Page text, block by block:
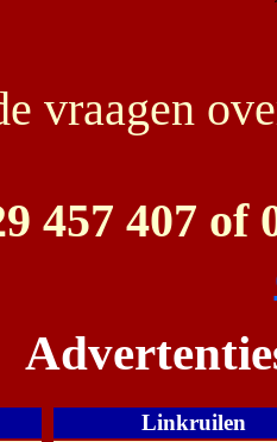
vraagen
457 407 of
Linkruilen